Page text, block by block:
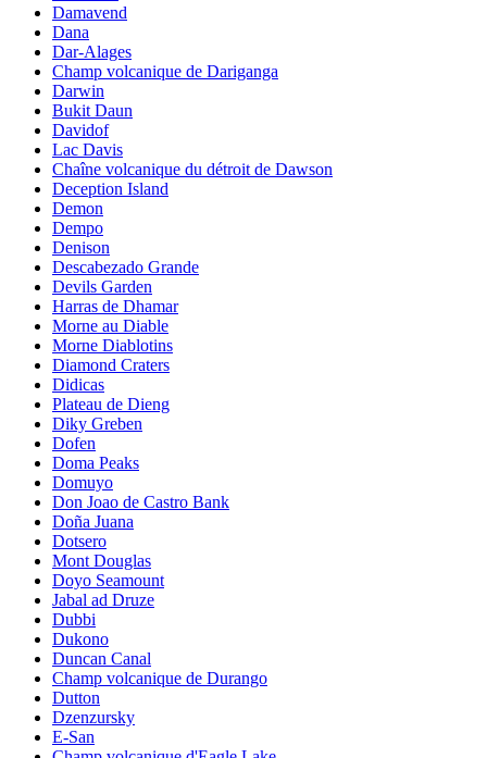
Damavend
Dana
Dar-Alages
Champ volcanique de Dariganga
Darwin
Bukit Daun
Davidof
Lac Davis
Chaîne volcanique du détroit de Dawson
Deception Island
Demon
Dempo
Denison
Descabezado Grande
Devils Garden
Harras de Dhamar
Morne au Diable
Morne Diablotins
Diamond Craters
Didicas
Plateau de Dieng
Diky Greben
Dofen
Doma Peaks
Domuyo
Don Joao de Castro Bank
Doña Juana
Dotsero
Mont Douglas
Doyo Seamount
Jabal ad Druze
Dubbi
Dukono
Duncan Canal
Champ volcanique de Durango
Dutton
Dzenzursky
E-San